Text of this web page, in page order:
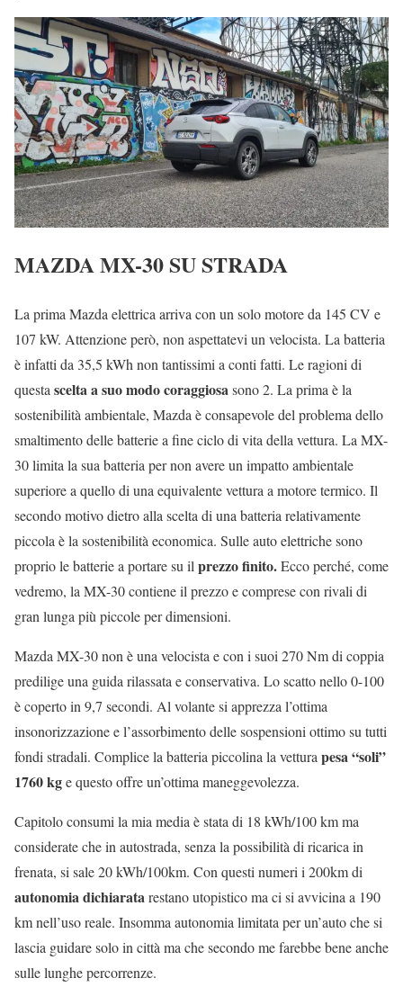
MAZDA MX-30 SU STRADA
La prima Mazda elettrica arriva con un solo motore da 145 CV e
107 kW. Attenzione però, non aspettatevi un velocista. La batteria
è infatti da 35,5 kWh non tantissimi a conti fatti. Le ragioni di
questa scelta a suo modo coraggiosasono 2. La prima è la
sostenibilità ambientale, Mazda è consapevole del problema dello
smaltimento delle batterie a fine ciclo di vita della vettura. La MX-
30 limita la sua batteria per non avere un impatto ambientale
superiore a quello di una equivalente vettura a motore termico. Il
secondo motivo dietro alla scelta di una batteria relativamente
piccola è la sostenibilità economica. Sulle auto elettriche sono
proprio le batterie a portare su il prezzo finito.Ecco perché, come
vedremo, la MX-30 contiene il prezzo e comprese con rivali di
gran lunga più piccole per dimensioni.
Mazda MX-30 non è una velocista e con i suoi 270 Nm di coppia
predilige una guida rilassata e conservativa. Lo scatto nello 0-100
è coperto in 9,7 secondi. Al volante si apprezza l’ottima
insonorizzazione e l’assorbimento delle sospensioni ottimo su tutti
fondi stradali. Complice la batteria piccolina la vettura pesa “soli”
1760 kge questo offre un’ottima maneggevolezza.
Capitolo consumi la mia media è stata di 18 kWh/100 km ma
considerate che in autostrada, senza la possibilità di ricarica in
frenata, si sale 20 kWh/100km. Con questi numeri i 200km di
autonomia dichiaratarestano utopistico ma ci si avvicina a 190
km nell’uso reale. Insomma autonomia limitata per un’auto che si
lascia guidare solo in città ma che secondo me farebbe bene anche
sulle lunghe percorrenze.